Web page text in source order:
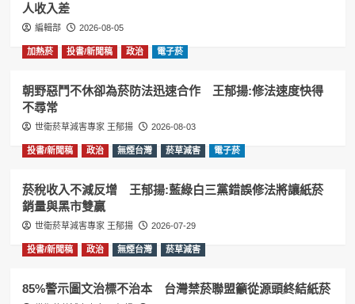
人收入差
編輯部 2026-08-05
加熱菸 投書/新聞稿 政治 電子菸
朝野惡鬥不休卻為菸防法迅速合作 王郁揚:修法速度快得
不尋常
世衛菸草減害專家 王郁揚 2026-08-03
投書/新聞稿 政治 無煙台灣 菸草減害 電子菸
菸稅收入不減反增 王郁揚:藍綠白三黨錯誤修法將讓紙菸
銷量與黑市雙贏
世衛菸草減害專家 王郁揚 2026-07-29
投書/新聞稿 政治 無煙台灣 菸草減害
85%警示圖文治標不治本 台灣禁菸聯盟籲從源頭終結紙菸